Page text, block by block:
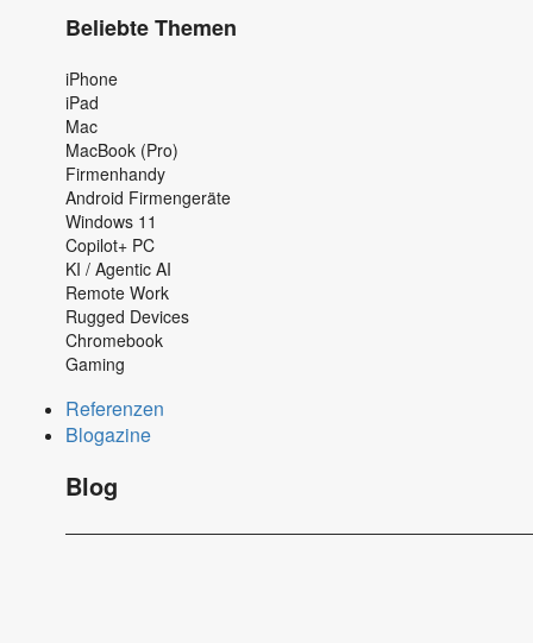
Beliebte Themen
iPhone
iPad
Mac
MacBook (Pro)
Firmenhandy
Android Firmengeräte
Windows 11
Copilot+ PC
KI / Agentic AI
Remote Work
Rugged Devices
Chromebook
Gaming
Referenzen
Blogazine
Blog